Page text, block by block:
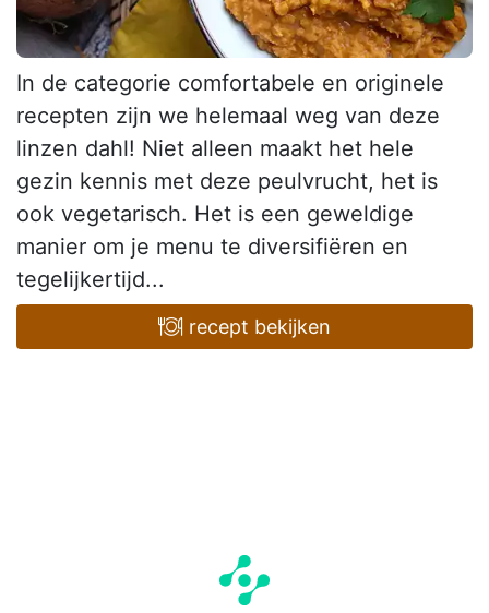
In de categorie comfortabele en originele
recepten zijn we helemaal weg van deze
linzen dahl! Niet alleen maakt het hele
gezin kennis met deze peulvrucht, het is
ook vegetarisch. Het is een geweldige
manier om je menu te diversifiëren en
tegelijkertijd...
recept bekijken